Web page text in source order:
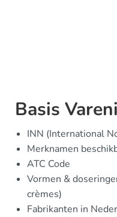
Basis
INN (International
Merknamen
ATC Code
Vormen &
crèmes)
Fabrikanten in